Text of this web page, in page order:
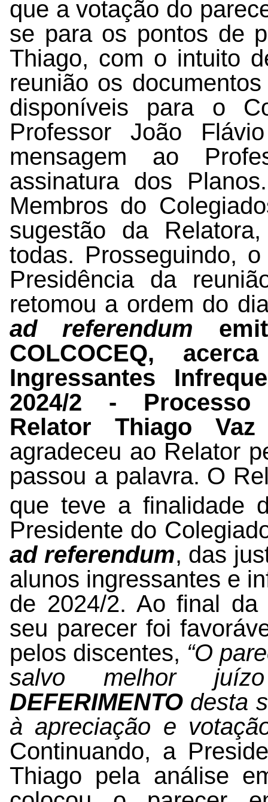
que a votação do
se para os pontos de
Thiago, com o intuito
reunião os
disponíveis para o
Professor João
mensagem ao
assinatura dos
Membros do
sugestão da
todas. Prosseguindo,
Presidência da
retomou a ordem do
ad referendum
COLCOCEQ,
Ingressantes
2024/2 -
Relator Thiago
agradeceu ao Relator
passou a palavra. O
que teve a finalidade
Presidente do
ad referendum, das
alunos ingressantes e
de 2024/2. Ao final da
seu parecer foi
pelos discentes, “O
salvo melhor
DEFERIMENTO desta
à apreciação e
Continuando, a
Thiago pela análise